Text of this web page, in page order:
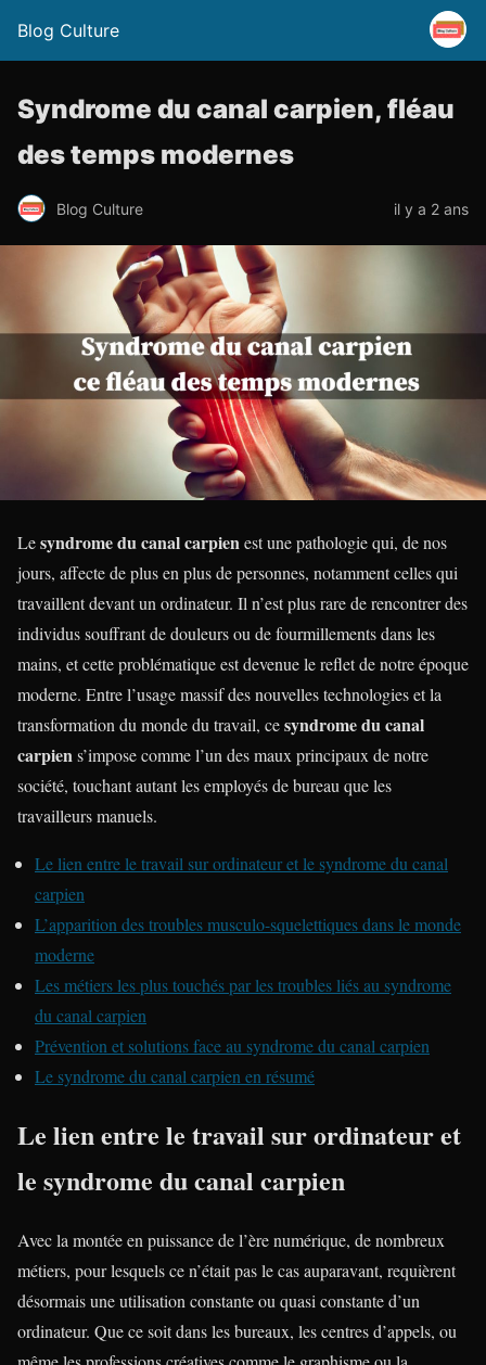
Blog Culture
Syndrome du canal carpien, fléau
des temps modernes
Blog Culture il y a 2 ans
Lesyndrome du canal carpien est une pathologie qui, de nos
jours, affecte de plus en plus de personnes, notamment celles qui
travaillent devant un ordinateur. Il n’est plus rare de rencontrer des
individus souffrant de douleurs ou de fourmillements dans les
mains, et cette problématique est devenue le reflet de notre époque
moderne. Entre l’usage massif des nouvelles technologies et la
transformation du monde du travail, cesyndrome du canal
carpien s’impose comme l’un des maux principaux de notre
société, touchant autant les employés de bureau que les
travailleurs manuels.
Le lien entre le travail sur ordinateur et le syndrome du canal
carpien
L’apparition des troubles musculo-squelettiques dans le monde
moderne
Les métiers les plus touchés par les troubles liés au syndrome
du canal carpien
Prévention et solutions face au syndrome du canal carpien
Le syndrome du canal carpien en résumé
Le lien entre le travail sur ordinateur et
le syndrome du canal carpien
Avec la montée en puissance de l’ère numérique, de nombreux
métiers, pour lesquels ce n’était pas le cas auparavant, requièrent
désormais une utilisation constante ou quasi constante d’un
ordinateur. Que ce soit dans les bureaux, les centres d’appels, ou